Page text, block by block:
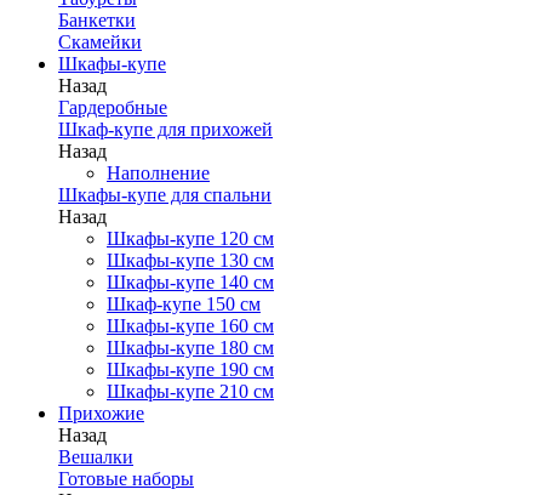
Банкетки
Скамейки
Шкафы-купе
Назад
Гардеробные
Шкаф-купе для прихожей
Назад
Наполнение
Шкафы-купе для спальни
Назад
Шкафы-купе 120 см
Шкафы-купе 130 см
Шкафы-купе 140 см
Шкаф-купе 150 см
Шкафы-купе 160 см
Шкафы-купе 180 см
Шкафы-купе 190 см
Шкафы-купе 210 см
Прихожие
Назад
Вешалки
Готовые наборы